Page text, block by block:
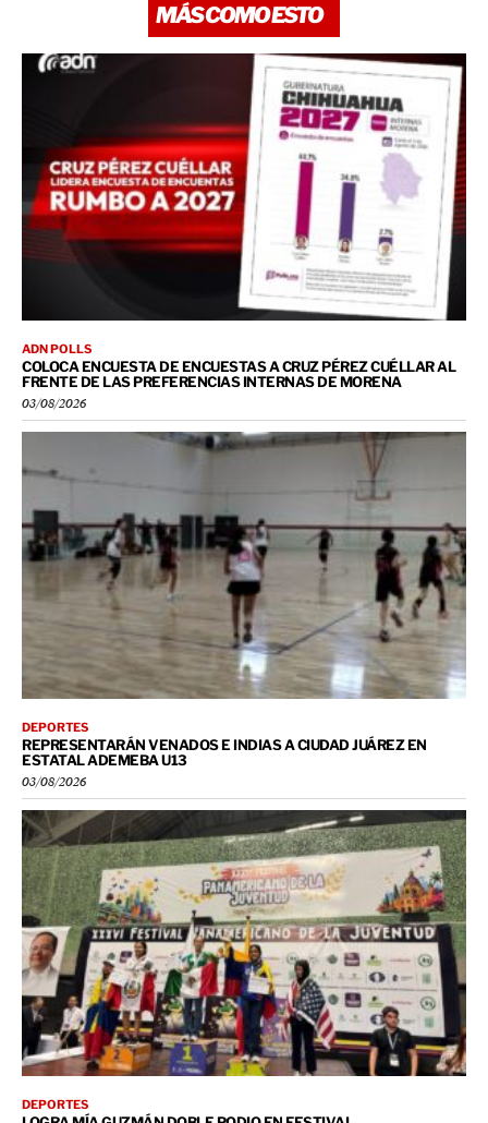
MÁS COMO ESTO
ADN POLLS
COLOCA ENCUESTA DE ENCUESTAS A CRUZ PÉREZ CUÉLLAR AL
FRENTE DE LAS PREFERENCIAS INTERNAS DE MORENA
03/08/2026
DEPORTES
REPRESENTARÁN VENADOS E INDIAS A CIUDAD JUÁREZ EN
ESTATAL ADEMEBA U13
03/08/2026
DEPORTES